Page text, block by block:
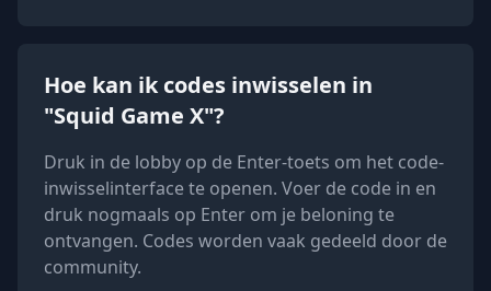
Hoe kan ik codes inwisselen in
"Squid Game X"?
Druk in de lobby op de Enter-toets om het code-
inwisselinterface te openen. Voer de code in en
druk nogmaals op Enter om je beloning te
ontvangen. Codes worden vaak gedeeld door de
community.